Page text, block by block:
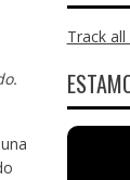
Track